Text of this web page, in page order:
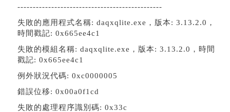
-----------------------------------------------
失敗的應用程式名稱: daqxqlite.exe，版本: 3.13.2.0，
時間戳記: 0x665ee4c1
失敗的模組名稱: daqxqlite.exe，版本: 3.13.2.0，時間
戳記: 0x665ee4c1
例外狀況代碼: 0xc0000005
錯誤位移: 0x00a0f1cd
失敗的處理程序識別碼: 0x33c